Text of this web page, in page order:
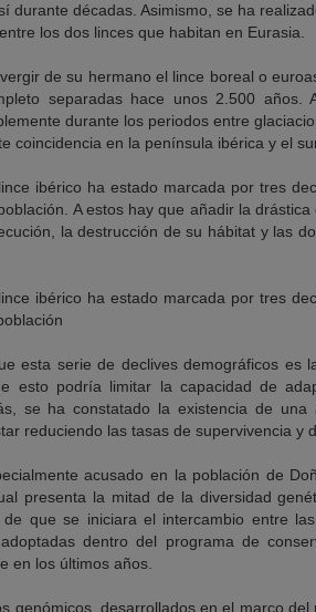
durante décadas. Asimismo, se ha
los dos linces que habitan en Eurasia.
de su hermano el lince boreal o
separadas hace unos 2.500
durante los periodos entre
coincidencia en la península ibérica y el
ibérico ha estado marcada por tres
A estos hay que añadir la
la destrucción de su hábitat y las
ibérico ha estado marcada por tres
esta serie de declives demográficos es
esto podría limitar la capacidad de
se ha constatado la existencia de una
reduciendo las tasas de supervivencia y
acusado en la población de
presenta la mitad de la diversidad
que se iniciara el intercambio entre
dentro del programa de
en los últimos años.
genómicos, desarrollados en el marco